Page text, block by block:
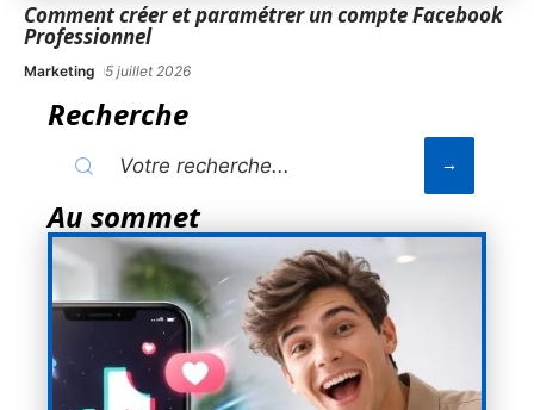
Comment créer et paramétrer un compte Facebook
Professionnel
Marketing 5 juillet 2026
Recherche
Au sommet